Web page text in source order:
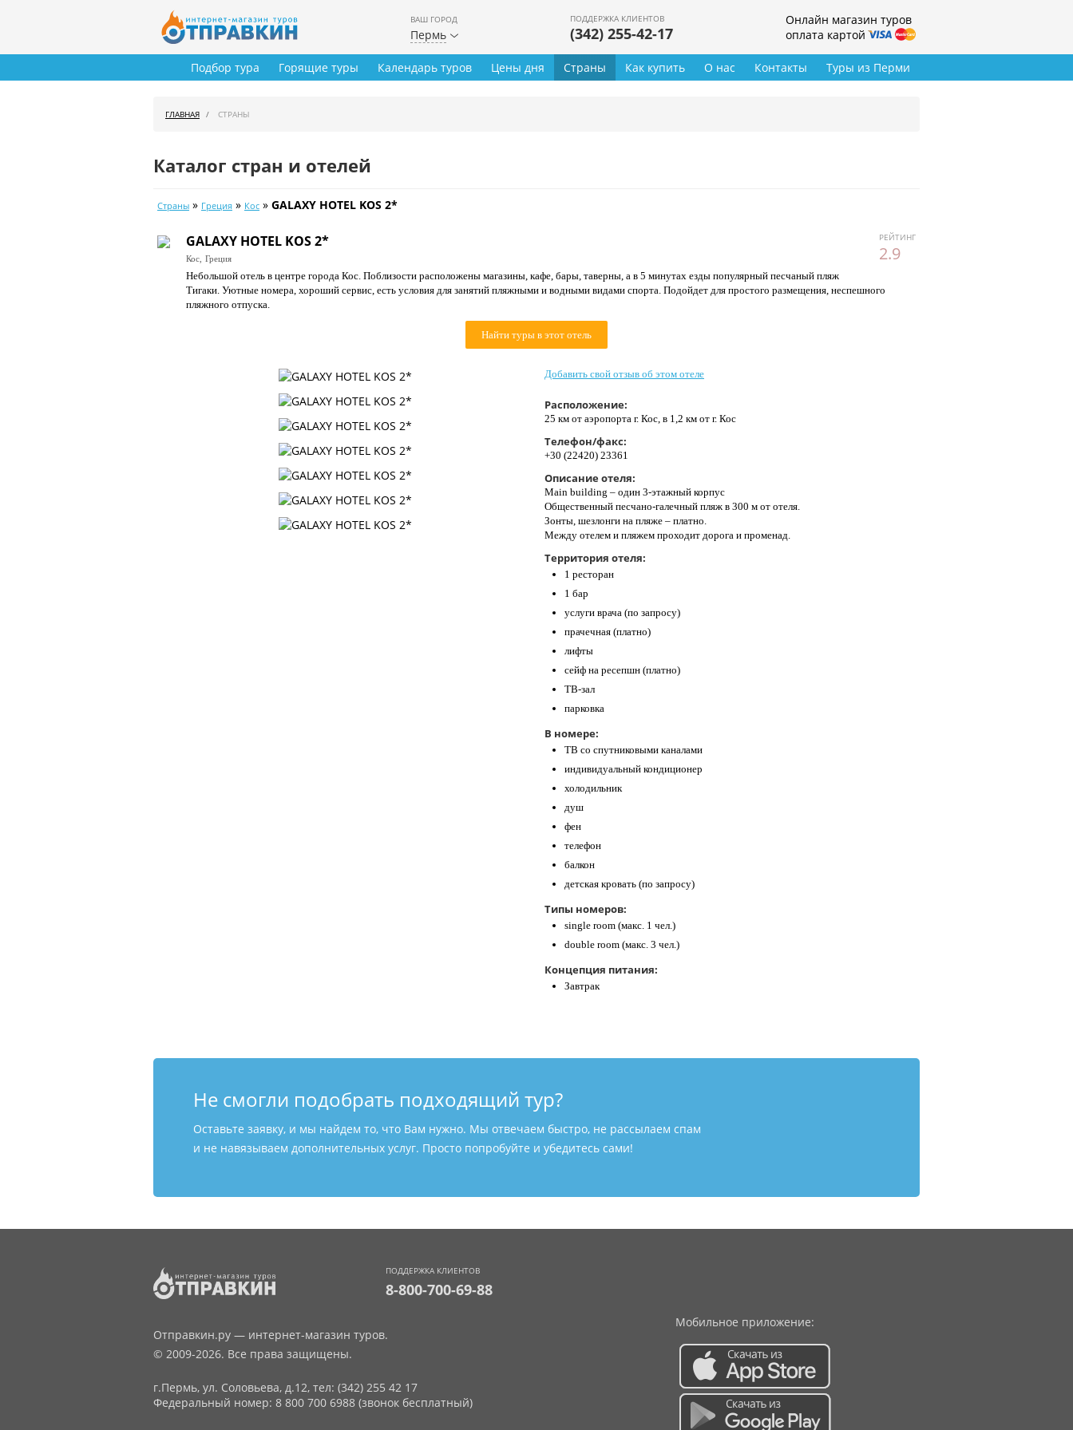
ВАШ ГОРОД
Пермь
ПОДДЕРЖКА КЛИЕНТОВ
(342) 255-42-17
Онлайн магазин туров
оплата картой
Туры из Перми
Подбор тура Горящие туры Календарь туров Цены дня Страны Как купить О нас Контакты
ГЛАВНАЯ СТРАНЫ
Каталог стран и отелей
Страны » Греция » Кос » GALAXY HOTEL KOS 2*
РЕЙТИНГ
2.9
GALAXY HOTEL KOS 2*
Кос, Греция
Небольшой отель в центре города Кос. Поблизости расположены магазины, кафе, бары, таверны, а в 5 минутах езды популярный песчаный пляж
Тигаки. Уютные номера, хороший сервис, есть условия для занятий пляжными и водными видами спорта. Подойдет для простого размещения, неспешного
пляжного отпуска.
Найти туры в этот отель
Добавить свой отзыв об этом отеле
Расположение:
25 км от аэропорта г. Кос, в 1,2 км от г. Кос
Телефон/факс:
+30 (22420) 23361
Описание отеля:
Main building – один 3-этажный корпус
Общественный песчано-галечный пляж в 300 м от отеля.
Зонты, шезлонги на пляже – платно.
Между отелем и пляжем проходит дорога и променад.
Территория отеля:
1 ресторан
1 бар
услуги врача (по запросу)
прачечная (платно)
лифты
сейф на ресепшн (платно)
ТВ-зал
парковка
В номере:
ТВ со спутниковыми каналами
индивидуальный кондиционер
холодильник
душ
фен
телефон
балкон
детская кровать (по запросу)
Типы номеров:
single room (макс. 1 чел.)
double room (макс. 3 чел.)
Концепция питания:
Завтрак
Не смогли подобрать подходящий тур?
Оставьте заявку, и мы найдем то, что Вам нужно. Мы отвечаем быстро, не рассылаем спам
и не навязываем дополнительных услуг. Просто попробуйте и убедитесь сами!
ПОДДЕРЖКА КЛИЕНТОВ
8-800-700-69-88
Отправкин.ру — интернет-магазин туров.
© 2009-2026. Все права защищены.
г.Пермь, ул. Соловьева, д.12, тел: (342) 255 42 17
Федеральный номер: 8 800 700 6988 (звонок бесплатный)
Мобильное приложение: